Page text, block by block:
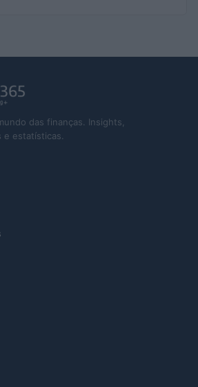
das finanças. Insights,
e estatísticas.